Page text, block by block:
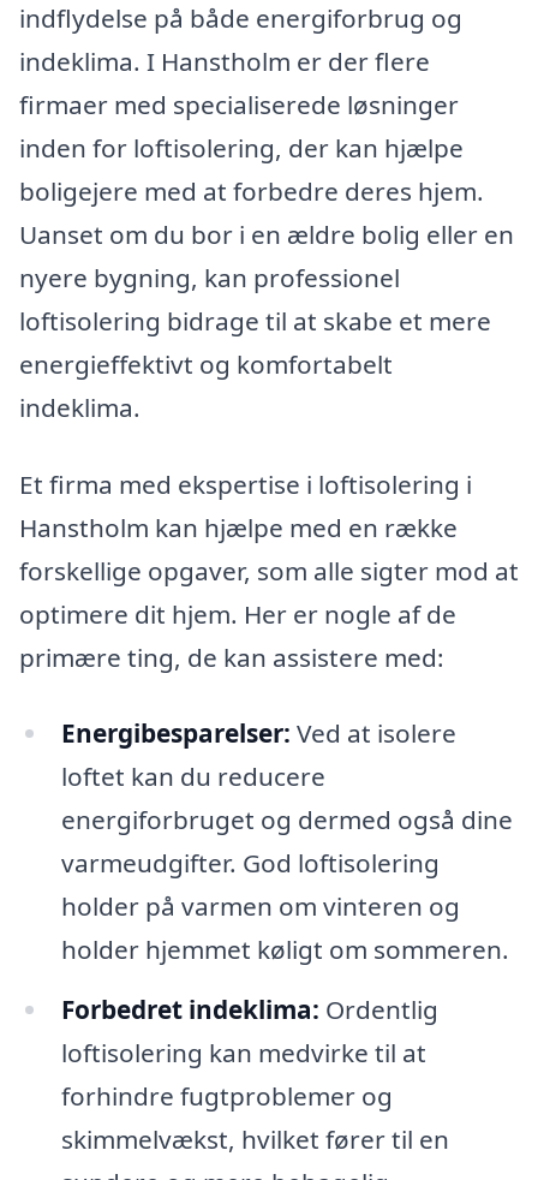
indflydelse på både energiforbrug og
indeklima. I Hanstholm er der flere
firmaer med specialiserede løsninger
inden for loftisolering, der kan hjælpe
boligejere med at forbedre deres hjem.
Uanset om du bor i en ældre bolig eller en
nyere bygning, kan professionel
loftisolering bidrage til at skabe et mere
energieffektivt og komfortabelt
indeklima.
Et firma med ekspertise i loftisolering i
Hanstholm kan hjælpe med en række
forskellige opgaver, som alle sigter mod at
optimere dit hjem. Her er nogle af de
primære ting, de kan assistere med:
Energibesparelser: Ved at isolere
loftet kan du reducere
energiforbruget og dermed også dine
varmeudgifter. God loftisolering
holder på varmen om vinteren og
holder hjemmet køligt om sommeren.
Forbedret indeklima: Ordentlig
loftisolering kan medvirke til at
forhindre fugtproblemer og
skimmelvækst, hvilket fører til en